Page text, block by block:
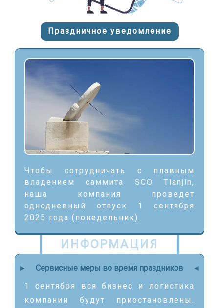
Праздничное уведомление
Чтобы сотрудничать с плавным
владением саммита SCO Tianjin,
наша компания проведет
однодневный отпуск 1 сентября
2025 года (понедельник).
ИНФОРМАЦИЯ
► Сервисные меры во время праздников
►
1 сентября вся бизнес и логистика
компании будут приостановлены.